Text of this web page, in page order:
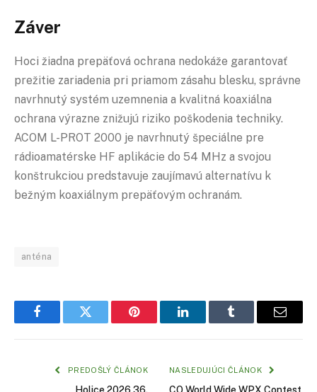
Záver
Hoci žiadna prepäťová ochrana nedokáže garantovať
prežitie zariadenia pri priamom zásahu blesku, správne
navrhnutý systém uzemnenia a kvalitná koaxiálna
ochrana výrazne znižujú riziko poškodenia techniky.
ACOM L-PROT 2000 je navrhnutý špeciálne pre
rádioamatérske HF aplikácie do 54 MHz a svojou
konštrukciou predstavuje zaujímavú alternatívu k
bežným koaxiálnym prepäťovým ochranám.
anténa
FacebookTwitter Pinterest LinkedInTumblr Email
PREDOŠLÝ ČLÁNOK NASLEDUJÚCI ČLÁNOK